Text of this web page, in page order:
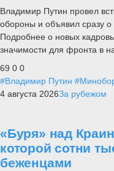
Владимир Путин провел
обороны и объявил сразу о
Подробнее о новых
значимости для фронта в
69 0 0
#Владимир Путин
4 августа 2026За рубежом
«Буря» над
которой сотни
беженцами